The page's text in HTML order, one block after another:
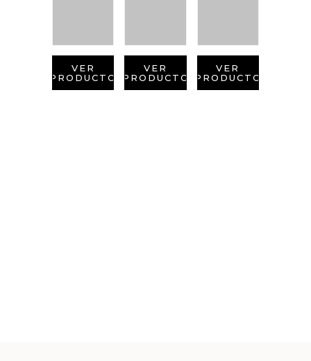
VER
PRODUCTO
VER
PRODUCTO
VER
PRODUCTO